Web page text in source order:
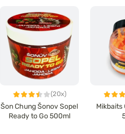
(20x)
Šon Chung Šonov Sopel
Ready to Go 500ml
Mikbaits